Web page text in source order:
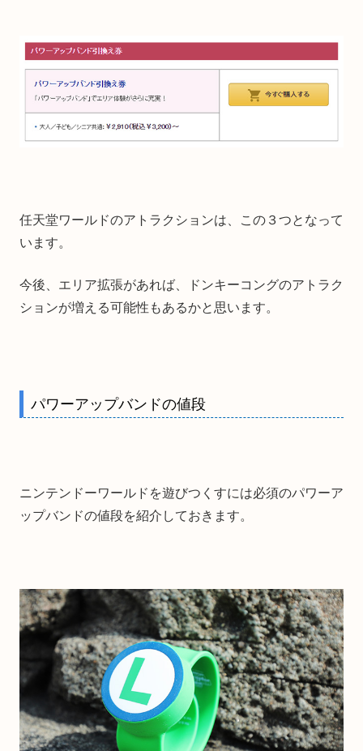
任天堂ワールドのアトラクションは、この３つとなって
います。
今後、エリア拡張があれば、ドンキーコングのアトラク
ションが増える可能性もあるかと思います。
パワーアップバンドの値段
ニンテンドーワールドを遊びつくすには必須のパワーア
ップバンドの値段を紹介しておきます。